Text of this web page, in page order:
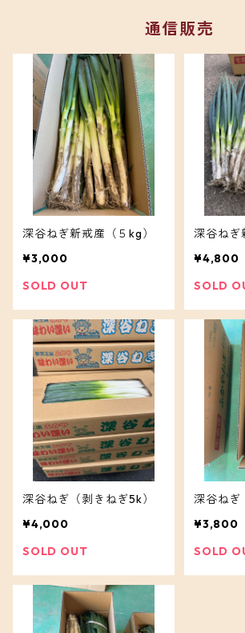
通信販売
深谷ねぎ新戒産（５kg）
¥3,000
SOLD OUT
深谷ねぎ
¥4,800
SOLD
深谷ねぎ（剥きねぎ5k）
¥4,000
SOLD OUT
深谷ねぎ
¥3,800
SOLD